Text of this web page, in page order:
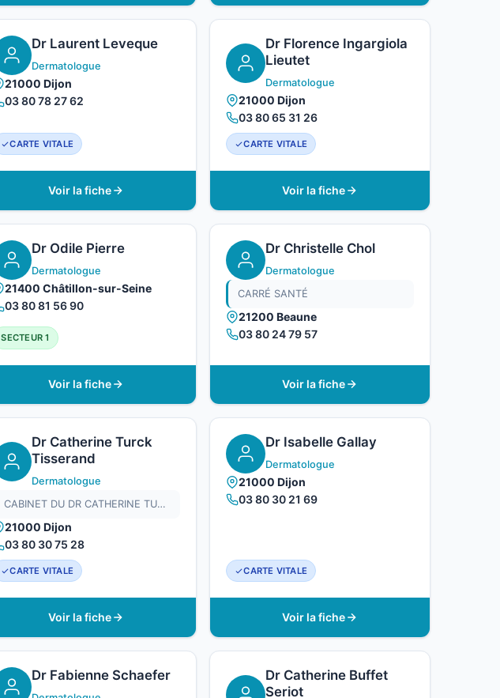
Dr Laurent Leveque
Dermatologue
21000 Dijon
03 80 78 27 62
CARTE VITALE
Voir la fiche
Dr Florence Ingargiola
Lieutet
Dermatologue
21000 Dijon
03 80 65 31 26
CARTE VITALE
Voir la fiche
Dr Odile Pierre
Dermatologue
21400 Châtillon-sur-Seine
03 80 81 56 90
SECTEUR 1
Voir la fiche
Dr Christelle Chol
Dermatologue
CARRÉ SANTÉ
21200 Beaune
03 80 24 79 57
Voir la fiche
Dr Catherine Turck
Tisserand
Dermatologue
CABINET DU DR CATHERINE TURCK-TISSERAND
21000 Dijon
03 80 30 75 28
CARTE VITALE
Voir la fiche
Dr Isabelle Gallay
Dermatologue
21000 Dijon
03 80 30 21 69
CARTE VITALE
Voir la fiche
Dr Fabienne Schaefer
Dr Catherine Buffet
Seriot